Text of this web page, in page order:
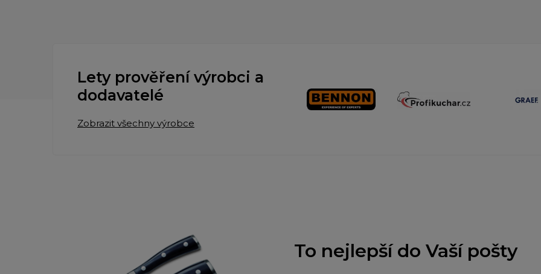
Lety prověření výrobci a
dodavatelé
Zobrazit všechny výrobce
To nejlepší do Vaší pošty